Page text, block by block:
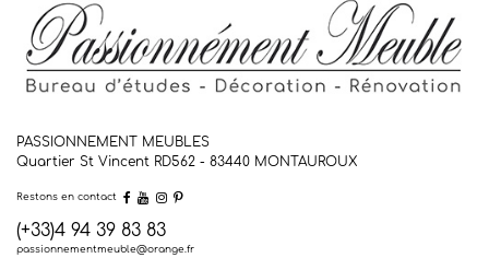
PASSIONNEMENT MEUBLES
Quartier St Vincent RD562 - 83440 MONTAUROUX
Restons en contact
(+33)4 94 39 83 83
passionnementmeuble@orange.fr